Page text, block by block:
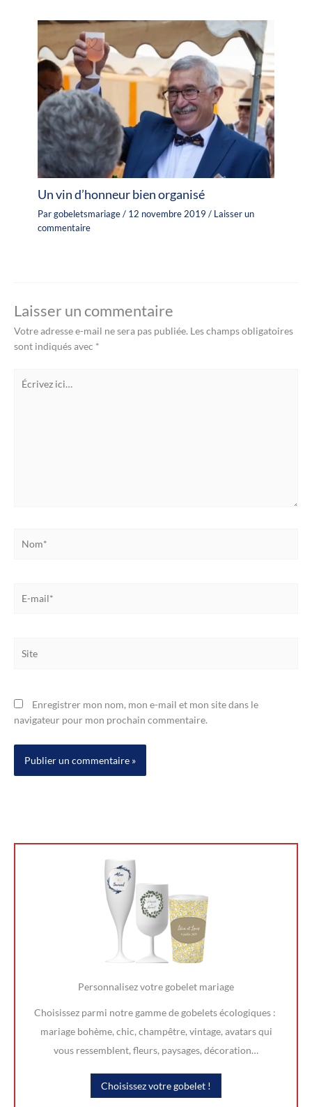
Un vin d’honneur bien organisé
Pargobeletsmariage/ 12 novembre 2019/ Laisser un
commentaire
Laisser un commentaire
Votre adresse e-mail ne sera pas publiée. Les champs obligatoires
sont indiqués avec *
ici…
mail*
Enregistrer mon nom, mon e-mail et mon site dans le
navigateur pour mon prochain commentaire.
Personnalisez votre gobelet mariage
Choisissez parmi notre gamme de gobelets écologiques :
mariage bohème, chic, champêtre, vintage, avatars qui
vous ressemblent, fleurs, paysages, décoration…
Choisissez votre gobelet !